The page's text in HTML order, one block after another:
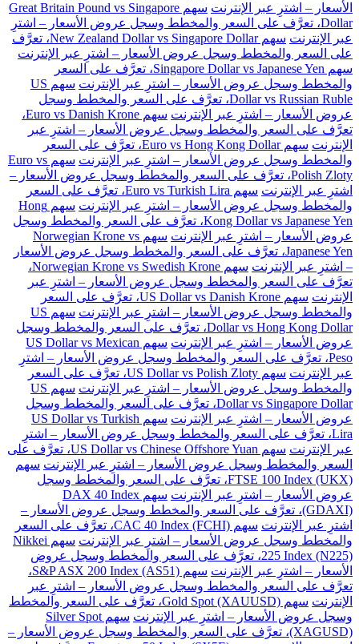
الأسعار – اشترِ عبر الإنترنت
سهم Great Britain Pound vs Singapore
Dollar، تعرَّف على السعر والمخطط وسجل عروض الأسعار – اشترِ
عبر الإنترنت
سهم New Zealand Dollar vs Singapore Dollar، تعرَّف
على السعر والمخطط وسجل عروض الأسعار – اشترِ عبر الإنترنت
سهم Singapore Dollar vs Japanese Yen، تعرَّف على السعر
والمخطط وسجل عروض الأسعار – اشترِ عبر الإنترنت
سهم US
Dollar vs Russian Ruble، تعرَّف على السعر والمخطط وسجل
عروض الأسعار – اشترِ عبر الإنترنت
سهم Euro vs Danish Krone،
تعرَّف على السعر والمخطط وسجل عروض الأسعار – اشترِ عبر
الإنترنت
سهم Euro vs Hong Kong Dollar، تعرَّف على السعر
والمخطط وسجل عروض الأسعار – اشترِ عبر الإنترنت
سهم Euro vs
Polish Zloty، تعرَّف على السعر والمخطط وسجل عروض الأسعار –
اشترِ عبر الإنترنت
سهم Euro vs Turkish Lira، تعرَّف على السعر
والمخطط وسجل عروض الأسعار – اشترِ عبر الإنترنت
سهم Hong
Kong Dollar vs Japanese Yen، تعرَّف على السعر والمخطط وسجل
عروض الأسعار – اشترِ عبر الإنترنت
سهم Norwegian Krone vs
Japanese Yen، تعرَّف على السعر والمخطط وسجل عروض الأسعار
– اشترِ عبر الإنترنت
سهم Norwegian Krone vs Swedish Krone،
تعرَّف على السعر والمخطط وسجل عروض الأسعار – اشترِ عبر
الإنترنت
سهم US Dollar vs Danish Krone، تعرَّف على السعر
والمخطط وسجل عروض الأسعار – اشترِ عبر الإنترنت
سهم US
Dollar vs Hong Kong Dollar، تعرَّف على السعر والمخطط وسجل
عروض الأسعار – اشترِ عبر الإنترنت
سهم US Dollar vs Mexican
Peso، تعرَّف على السعر والمخطط وسجل عروض الأسعار – اشترِ
عبر الإنترنت
سهم US Dollar vs Polish Zloty، تعرَّف على السعر
والمخطط وسجل عروض الأسعار – اشترِ عبر الإنترنت
سهم US
Dollar vs Singapore Dollar، تعرَّف على السعر والمخطط وسجل
عروض الأسعار – اشترِ عبر الإنترنت
سهم US Dollar vs Turkish
Lira، تعرَّف على السعر والمخطط وسجل عروض الأسعار – اشترِ
عبر الإنترنت
سهم US Dollar vs Chinese Offshore Yuan، تعرَّف على
السعر والمخطط وسجل عروض الأسعار – اشترِ عبر الإنترنت سهم
FTSE 100 Index (UKX)، تعرَّف على السعر والمخطط وسجل
عروض الأسعار – اشترِ عبر الإنترنت
سهم DAX 40 Index
(GDAXI)، تعرَّف على السعر والمخطط وسجل عروض الأسعار –
اشترِ عبر الإنترنت
سهم CAC 40 Index (FCHI)، تعرَّف على السعر
والمخطط وسجل عروض الأسعار – اشترِ عبر الإنترنت
سهم Nikkei
225 Index (N225)، تعرَّف على السعر والمخطط وسجل عروض
الأسعار – اشترِ عبر الإنترنت
سهم S&P ASX 200 Index (AS51)،
تعرَّف على السعر والمخطط وسجل عروض الأسعار – اشترِ عبر
الإنترنت
سهم Gold Spot (XAUUSD)، تعرَّف على السعر والمخطط
وسجل عروض الأسعار – اشترِ عبر الإنترنت
سهم Silver Spot
(XAGUSD)، تعرَّف على السعر والمخطط وسجل عروض الأسعار –